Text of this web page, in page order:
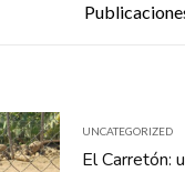
UNCATEGORIZED
El Carretón: